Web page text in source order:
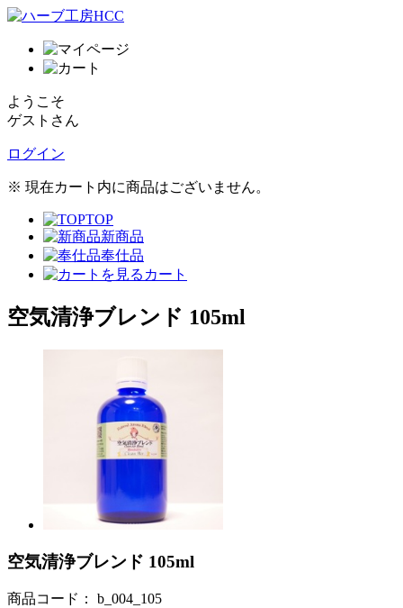
ようこそ
ゲストさん
ログイン
※ 現在カート内に商品はございません。
TOP
新商品
奉仕品
カート
空気清浄ブレンド 105ml
空気清浄ブレンド 105ml
商品コード： b_004_105